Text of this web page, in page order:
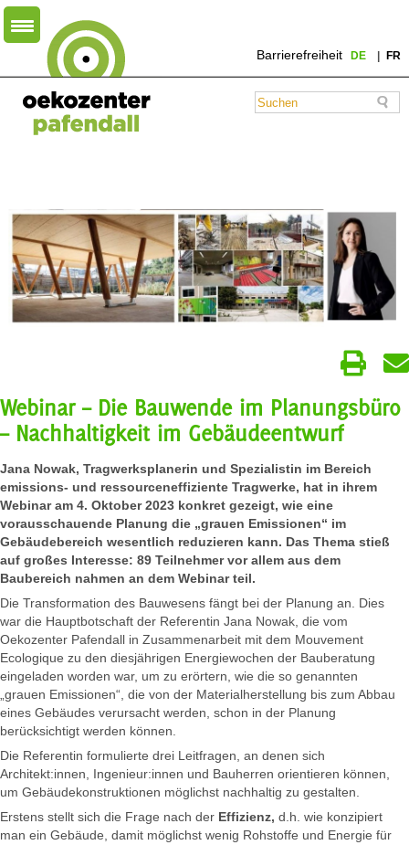
Barrierefreiheit DE FR
Webinar – Die Bauwende im Planungsbüro
– Nachhaltigkeit im Gebäudeentwurf
Jana Nowak, Tragwerksplanerin und Spezialistin im Bereich
emissions- und ressourceneffiziente Tragwerke, hat in ihrem
Webinar am 4. Oktober 2023 konkret gezeigt, wie eine
vorausschauende Planung die „grauen Emissionen“ im
Gebäudebereich wesentlich reduzieren kann. Das Thema stieß
auf großes Interesse: 89 Teilnehmer vor allem aus dem
Baubereich nahmen an dem Webinar teil.
Die Transformation des Bauwesens fängt bei der Planung an. Dies
war die Hauptbotschaft der Referentin Jana Nowak, die vom
Oekozenter Pafendall in Zusammenarbeit mit dem Mouvement
Ecologique zu den diesjährigen Energiewochen der Bauberatung
eingeladen worden war, um zu erörtern, wie die so genannten
„grauen Emissionen“, die von der Materialherstellung bis zum Abbau
eines Gebäudes verursacht werden, schon in der Planung
berücksichtigt werden können.
Die Referentin formulierte drei Leitfragen, an denen sich
Architekt:innen, Ingenieur:innen und Bauherren orientieren können,
um Gebäudekonstruktionen möglichst nachhaltig zu gestalten.
Erstens stellt sich die Frage nach der Effizienz, d.h. wie konzipiert
man ein Gebäude, damit möglichst wenig Rohstoffe und Energie für